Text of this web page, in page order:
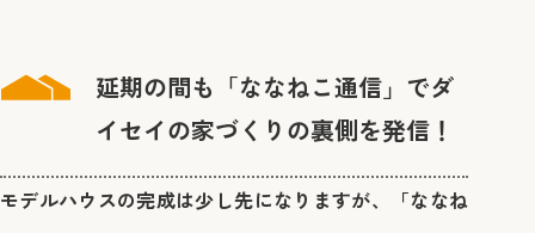
延期の間も「ななねこ通信」でダ
イセイの家づくりの裏側を発信！
モデルハウスの完成は少し先になりますが、「ななね